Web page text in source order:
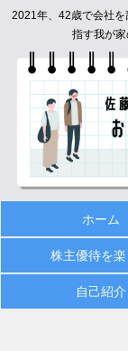
2021年、42歳で会社を
指す我が家
ホーム
株主優待を
自己紹介